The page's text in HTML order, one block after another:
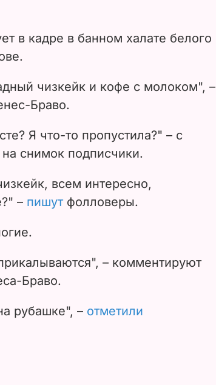
в кадре в банном халате белого
чизкейк и кофе с молоком", –
Браво.
Я что-то пропустила?" – с
на снимок подписчики.
всем интересно,
пишут
– комментируют
рубашке", –